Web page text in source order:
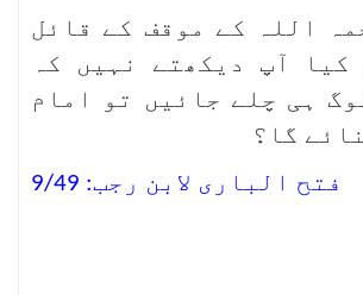
اللہ کے موقف کے قائل
کیا آپ دیکھتے نہیں کہ
ہی چلے جائیں تو امام
گا؟
فتح الباری لابن رجب: 9/49